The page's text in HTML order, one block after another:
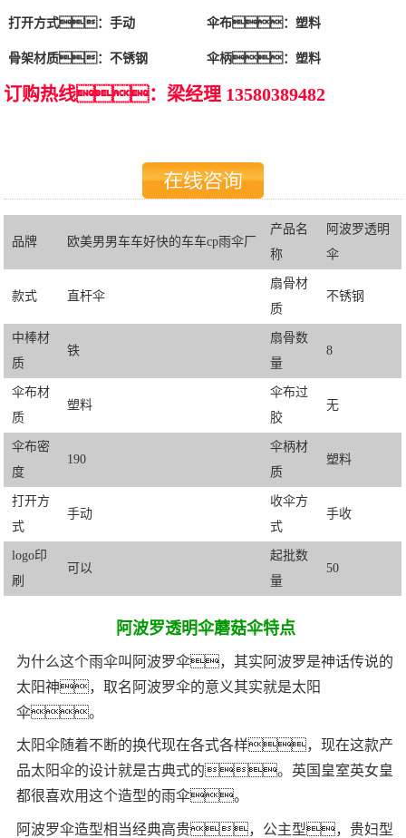
打开方式：手动 伞布：塑料
骨架材质：不锈钢 伞柄：塑料
订购热线：梁经理 13580389482
品牌 欧美男男车车好快的车车cp雨伞厂
产品名
称
阿波罗透明
伞
款式 直杆伞
扇骨材
质
不锈钢
中棒材
质
铁
扇骨数
量
8
伞布材
质
塑料
伞布过
胶
无
伞布密
度
190
伞柄材
质
塑料
打开方
式
手动
收伞方
式
手收
logo印
刷
可以
起批数
量
50
阿波罗透明伞蘑菇伞特点
为什么这个雨伞叫阿波罗伞，其实阿波罗是神话传说的
太阳神，取名阿波罗伞的意义其实就是太阳
伞。
太阳伞随着不断的换代现在各式各样，现在这款产
品太阳伞的设计就是古典式的。英国皇室英女皇
都很喜欢用这个造型的雨伞。
阿波罗伞造型相当经典高贵，公主型，贵妇型